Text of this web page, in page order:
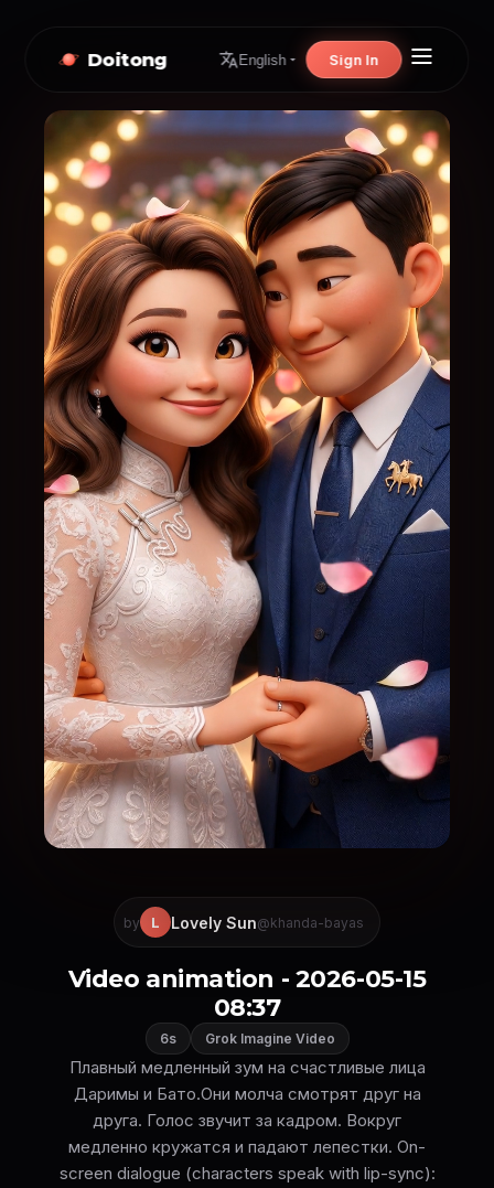
Doitong English Sign In
by L Lovely Sun@khanda-bayas
Video animation - 2026-05-15
08:37
6s Grok Imagine Video
Плавный медленный зум на счастливые лица
Даримы и Бато.Они молча смотрят друг на
друга. Голос звучит за кадром. Вокруг
медленно кружатся и падают лепестки. On-
screen dialogue (characters speak with lip-sync):